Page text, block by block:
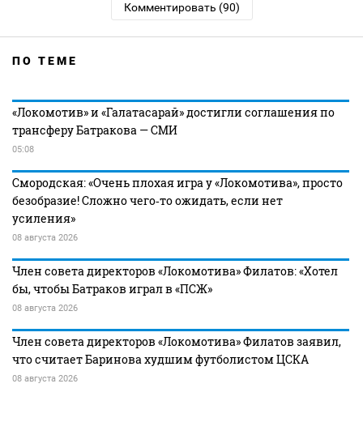
Комментировать (90)
ПО ТЕМЕ
«Локомотив» и «Галатасарай» достигли соглашения по
трансферу Батракова — СМИ
05:08
Смородская: «Очень плохая игра у «Локомотива», просто
безобразие! Сложно чего‑то ожидать, если нет
усиления»
08 августа 2026
Член совета директоров «Локомотива» Филатов: «Хотел
бы, чтобы Батраков играл в «ПСЖ»
08 августа 2026
Член совета директоров «Локомотива» Филатов заявил,
что считает Баринова худшим футболистом ЦСКА
08 августа 2026